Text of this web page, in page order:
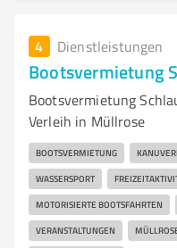
4 Dienstleistungen
Bootsvermietung
Bootsvermietung
Verleih in Müllrose
BOOTSVERMIETUNG
WASSERSPORT
MOTORISIERTE BOOTSFAHRTEN
VERANSTALTUNGEN